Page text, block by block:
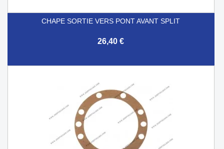
CHAPE SORTIE VERS PONT AVANT SPLIT
26,40 €